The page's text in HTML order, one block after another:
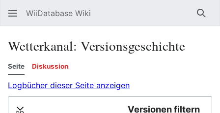
WiiDatabase Wiki
Wetterkanal: Versionsgeschichte
Seite Diskussion
Logbücher dieser Seite anzeigen
Versionen filtern